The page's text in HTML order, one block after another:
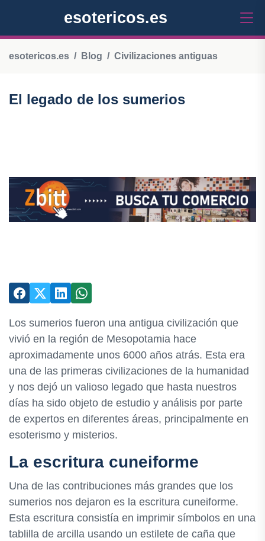
esotericos.es
esotericos.es Blog Civilizaciones antiguas
El legado de los sumerios
Los sumerios fueron una antigua civilización que
vivió en la región de Mesopotamia hace
aproximadamente unos 6000 años atrás. Esta era
una de las primeras civilizaciones de la humanidad
y nos dejó un valioso legado que hasta nuestros
días ha sido objeto de estudio y análisis por parte
de expertos en diferentes áreas, principalmente en
esoterismo y misterios.
La escritura cuneiforme
Una de las contribuciones más grandes que los
sumerios nos dejaron es la escritura cuneiforme.
Esta escritura consistía en imprimir símbolos en una
tablilla de arcilla usando un estilete de caña que